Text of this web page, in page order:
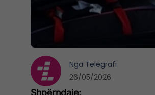
Nga Telegrafi
26/05/2026